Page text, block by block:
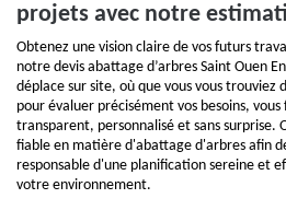
projets avec notre
Obtenez une vision claire de vos futurs
notre devis abattage d’arbres Saint Ouen
déplace sur site, où que vous vous trouviez
pour évaluer précisément vos besoins,
transparent, personnalisé et sans surprise.
fiable en matière d'abattage d'arbres afin
responsable d'une planification sereine et
votre environnement.